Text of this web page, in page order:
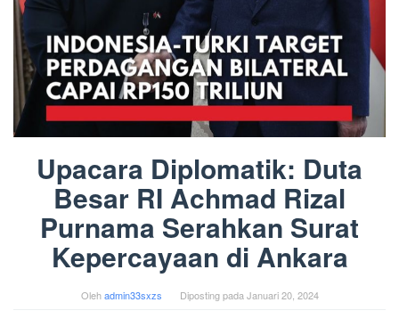
Upacara Diplomatik: Duta
Besar RI Achmad Rizal
Purnama Serahkan Surat
Kepercayaan di Ankara
Olehadmin33sxzs Diposting pada Januari 20, 2024